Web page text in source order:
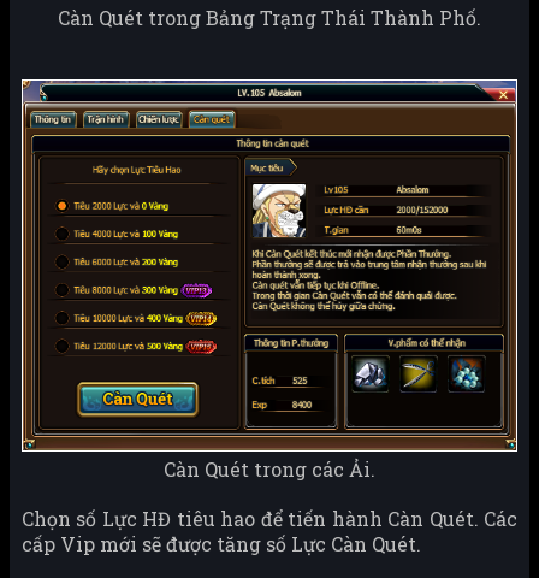
Càn Quét trong Bảng Trạng Thái Thành Phố.
Càn Quét trong các Ải.
Chọn số Lực HĐ tiêu hao để tiến hành Càn Quét. Các
cấp Vip mới sẽ được tăng số Lực Càn Quét.